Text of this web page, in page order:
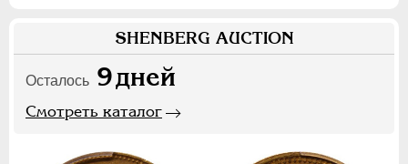
SHENBERG AUCTION
Осталось 9дней
Смотреть каталог